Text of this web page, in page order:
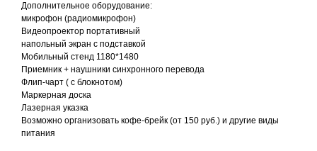
Дополнительное оборудование:
микрофон (радиомикрофон)
Видеопроектор портативный
напольный экран с подставкой
Мобильный стенд 1180*1480
Приемник + наушники синхронного перевода
Флип-чарт ( с блокнотом)
Маркерная доска
Лазерная указка
Возможно организовать кофе-брейк (от 150 руб.) и другие виды
питания